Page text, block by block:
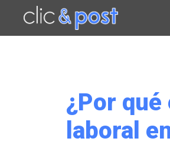
¿Por
laboral